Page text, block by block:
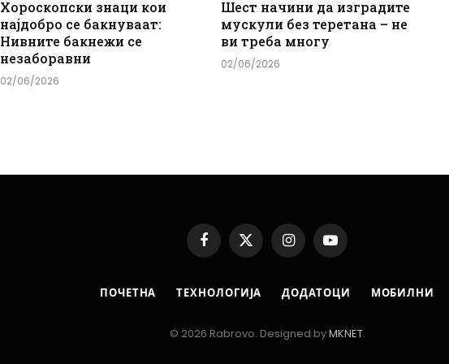
Хороскопски знаци кои
најдобро се бакнуваат:
Нивните бакнежи се
незаборавни
02/06/2026
Шест начини да изградите
мускули без теретана – не
ви треба многу
02/06/2026
Facebook
X
(Twitter)
InstagramYouTube
ПОЧЕТНА ТЕХНОЛОГИЈА ДОДАТОЦИ МОБИЛНИ
© 2026 Rabrovo. Designed byMKNET.